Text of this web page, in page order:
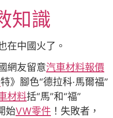
知識
在中國火了。
網友留意汽車材料報價
特》腳色“德拉科·馬爾福”
材料括“馬”和“福”
始VW零件 ！失敗者，